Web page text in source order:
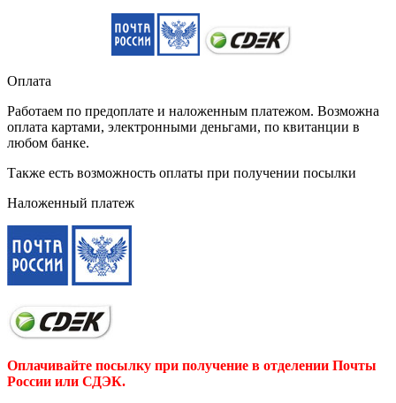
Оплата
Работаем по предоплате и наложенным платежом. Возможна
оплата картами, электронными деньгами, по квитанции в
любом банке.
Также есть возможность оплаты при получении посылки
Наложенный платеж
Оплачивайте посылку при получение в отделении Почты
России или СДЭК.